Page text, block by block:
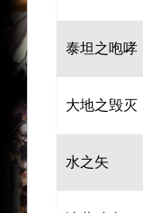
泰坦之咆哮
大地之毁灭
水之矢